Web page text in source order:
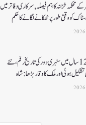
محکمہ خزانہ کا اہم فیصلہ , سرکاری دفاتر میں
سٹاک کو وقتی طور پر ٹھکانے لگانے کا حکم
مودی کے 12 سال میں سنہری دور کی تاریخ رقم ، نئے
ہوئی اور ملک کا وقار بڑھا: شاہ